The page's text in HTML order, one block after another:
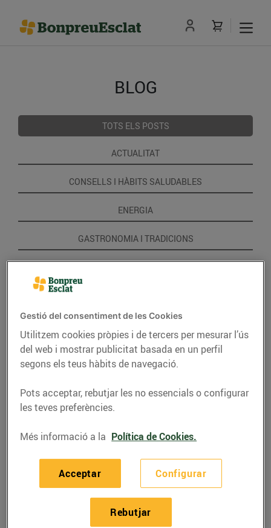
BLOG
TOTS ELS POSTS
ACTUALITAT
CONSELLS I HÀBITS SALUDABLES
ENERGIA
GASTRONOMIA I TRADICIONS
Recepta de guatllets
amb raim, ingredients
per a 4 persones:
Gestió del consentiment de les Cookies
Utilitzem cookies pròpies i de tercers per mesurar l’ús
del web i mostrar publicitat basada en un perfil
segons els teus hàbits de navegació.
Pots acceptar, rebutjar les no essencials o configurar
les teves preferències.
Més informació a la Política de Cookies.
Configurar
Rebutjar
Acceptar